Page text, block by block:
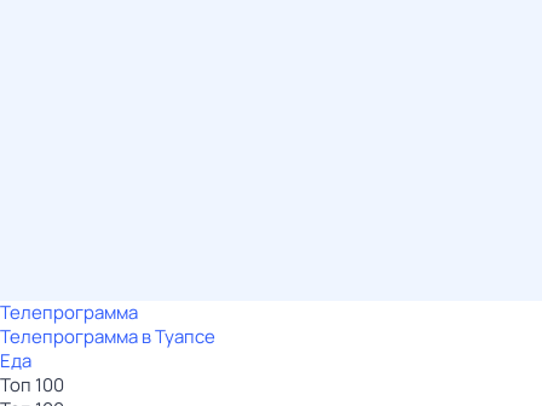
Телепрограмма
Телепрограмма в Туапсе
Еда
Топ 100